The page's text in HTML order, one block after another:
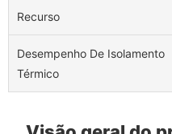
Recurso
Desempenho De Isolamento
Térmico